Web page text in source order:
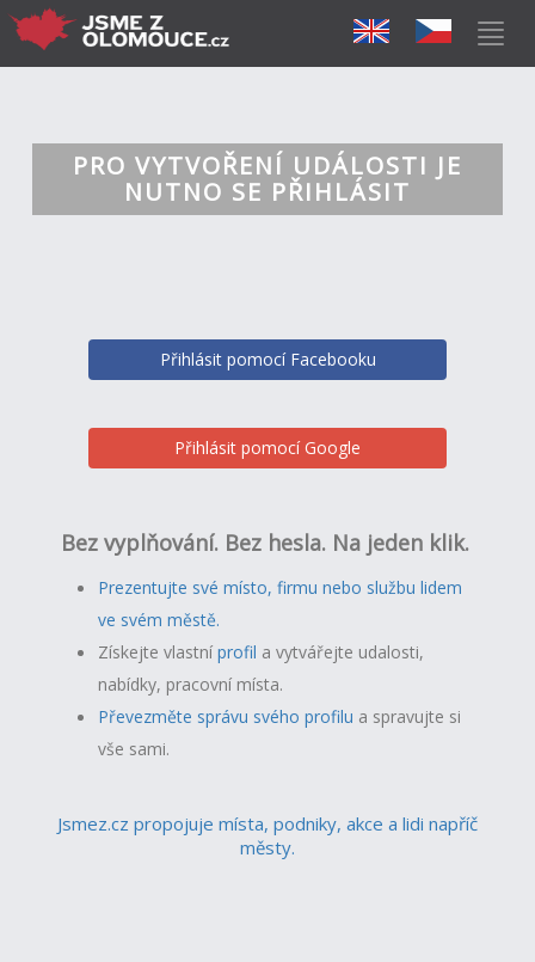
PRO VYTVOŘENÍ UDÁLOSTI JE
NUTNO SE PŘIHLÁSIT
Přihlásit pomocí Facebooku
Přihlásit pomocí Google
Bez vyplňování. Bez hesla. Na jeden klik.
Prezentujte své místo, firmu nebo službu lidem
ve svém městě.
Získejte vlastníprofil a vytvářejte udalosti,
nabídky, pracovní místa.
Převezměte správu svého profilu a spravujte si
vše sami.
Jsmez.cz propojuje místa, podniky, akce a lidi napříč
městy.